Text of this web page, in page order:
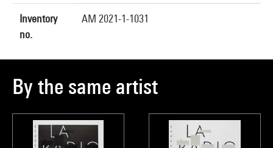
Inventory
no.
AM 2021-1-1031
By the same artist